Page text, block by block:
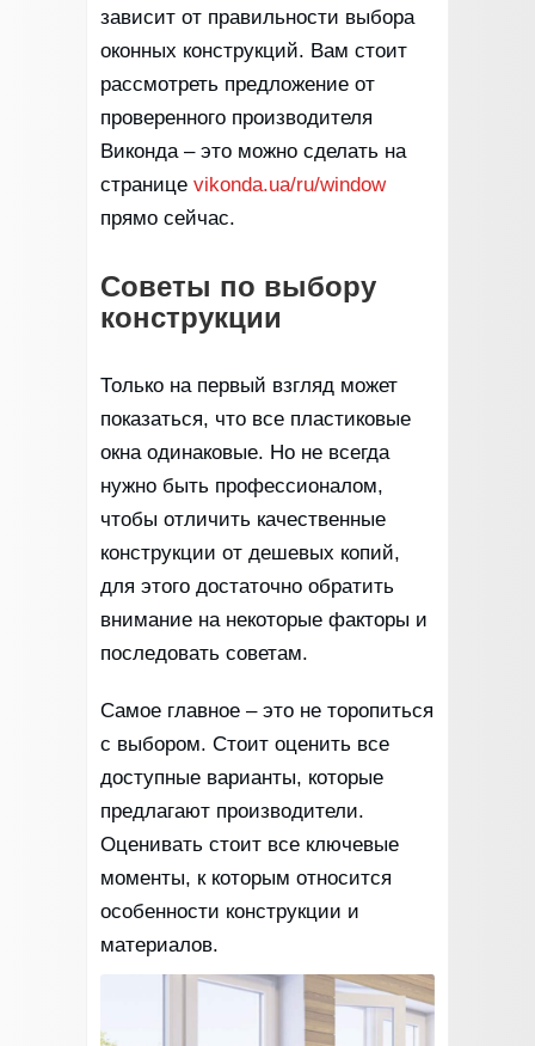
зависит от правильности выбора
оконных конструкций. Вам стоит
рассмотреть предложение от
проверенного производителя
Виконда – это можно сделать на
странице vikonda.ua/ru/window
прямо сейчас.
Советы по выбору
конструкции
Только на первый взгляд может
показаться, что все пластиковые
окна одинаковые. Но не всегда
нужно быть профессионалом,
чтобы отличить качественные
конструкции от дешевых копий,
для этого достаточно обратить
внимание на некоторые факторы и
последовать советам.
Самое главное – это не торопиться
с выбором. Стоит оценить все
доступные варианты, которые
предлагают производители.
Оценивать стоит все ключевые
моменты, к которым относится
особенности конструкции и
материалов.